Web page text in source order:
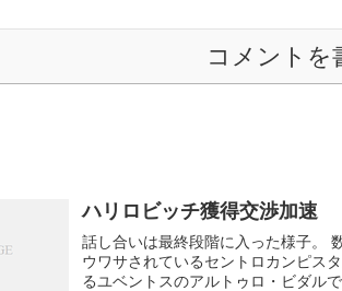
コメントを
ハリロビッチ獲得交渉加速
話し合いは最終段階に入った様子。
ウワサされているセントロカンピス
るユベントスのアルトゥロ・ビダル